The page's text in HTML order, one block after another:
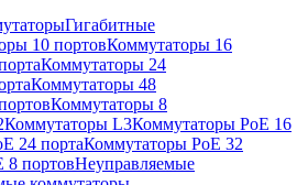
Гигабитные
10 портовКоммутаторы 16
Коммутаторы 24
Коммутаторы 48
Коммутаторы 8
Коммутаторы L3Коммутаторы PoE 16
24 портаКоммутаторы PoE 32
8 портовНеуправляемые